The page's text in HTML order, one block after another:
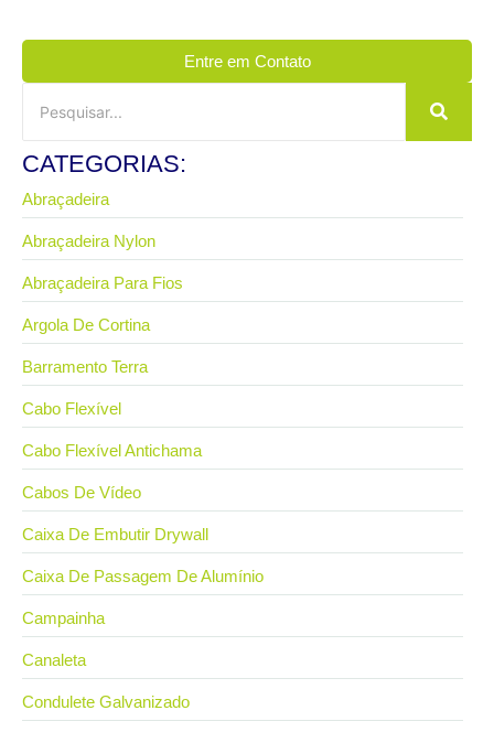
Entre em Contato
CATEGORIAS:
Abraçadeira
Abraçadeira Nylon
Abraçadeira Para Fios
Argola De Cortina
Barramento Terra
Cabo Flexível
Cabo Flexível Antichama
Cabos De Vídeo
Caixa De Embutir Drywall
Caixa De Passagem De Alumínio
Campainha
Canaleta
Condulete Galvanizado